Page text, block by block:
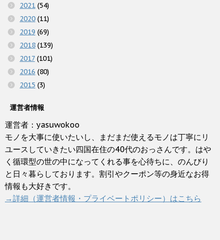
2021 (54)
2020 (11)
2019 (69)
2018 (139)
2017 (101)
2016 (80)
2015 (3)
運営者情報
運営者：yasuwokoo
モノを大事に使いたいし、まだまだ使えるモノは丁寧にリ
ユースしていきたい四国在住の40代のおっさんです。はや
く循環型の世の中になってくれる事を心待ちに、のんびり
と日々暮らしております。割引やクーポン等の身近なお得
情報も大好きです。
→詳細（運営者情報・プライベートポリシー）はこちら